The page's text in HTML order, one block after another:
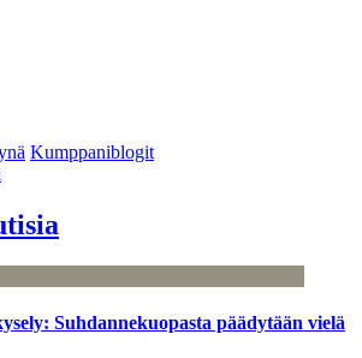
Kumppaniblogit
Suhdannekuopasta päädytään vielä